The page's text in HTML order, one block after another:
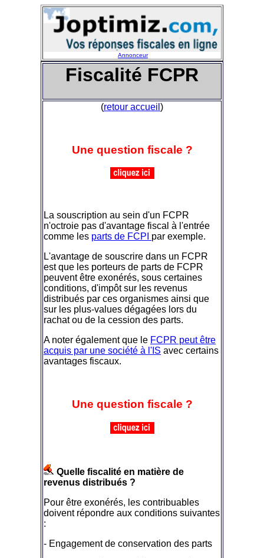
Annonceur
Fiscalité FCPR
(retour accueil )
Une question fiscale ?
La souscription au sein d'un FCPR
n'octroie pas d'avantage fiscal à l'entrée
comme les parts de FCPI par exemple.
L'avantage de souscrire dans un FCPR
est que les porteurs de parts de FCPR
peuvent être exonérés, sous certaines
conditions, d'impôt sur les revenus
distribués par ces organismes ainsi que
sur les plus-values dégagées lors du
rachat ou de la cession des parts.
A noter également que le FCPR peut être
acquis par une société à l'IS avec certains
avantages fiscaux.
Une question fiscale ?
Quelle fiscalité en matière de
revenus distribués ?
Pour être exonérés, les contribuables
doivent répondre aux conditions suivantes
:
- Engagement de conservation des parts